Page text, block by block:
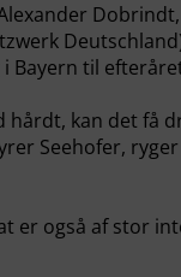
Bayern til
kan det få
Seehofer,
er også af stor